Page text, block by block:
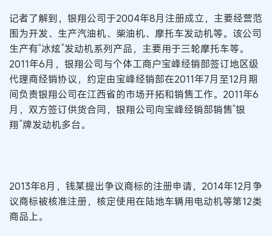
记者了解到，银翔公司于2004年8月注册成立，主要经营范
围为开发、生产汽油机、柴油机、摩托车发动机等。该公司
生产有“冰炫”发动机系列产品，主要用于三轮摩托车等。
2011年6月，银翔公司与个体工商户宝峰经销部签订地区级
代理商经销协议，约定由宝峰经销部在2011年7月至12月期
间负责银翔公司在江西省的市场开拓和销售工作。2011年6
月，双方签订供货合同，银翔公司向宝峰经销部销售“银
翔”牌发动机多台。
2013年8月，钱某提出争议商标的注册申请，2014年12月争
议商标被核准注册，核定使用在陆地车辆用电动机等第12类
商品上。